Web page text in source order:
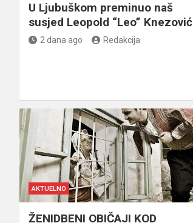
U Ljubuškom preminuo naš
susjed Leopold “Leo” Knezović
2 dana ago Redakcija
AKTUELNO
ŽENIDBENI OBIČAJI KOD